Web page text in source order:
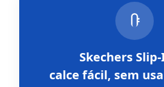
Skechers
calce fácil, sem